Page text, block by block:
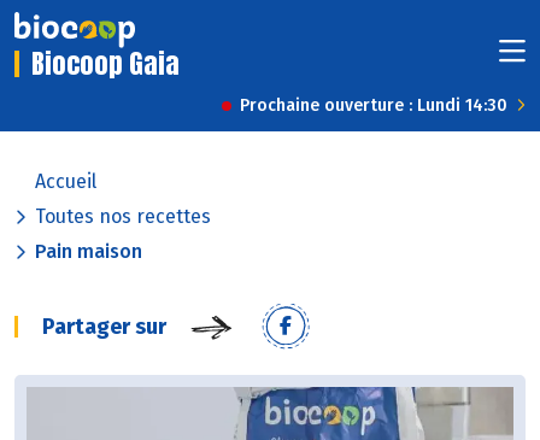
Biocoop Gaia
Prochaine ouverture : Lundi 14:30
Accueil
Toutes nos recettes
Pain maison
Partager sur